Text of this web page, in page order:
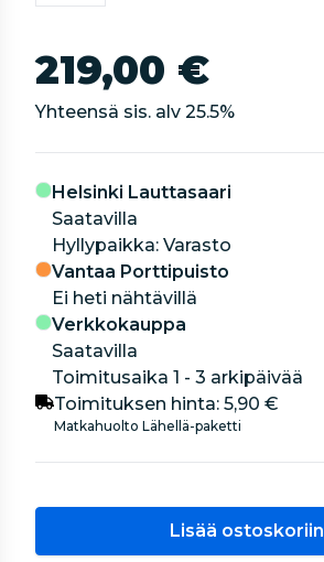
219,00 €
Yhteensä sis. alv 25.5%
Helsinki Lauttasaari
Saatavilla
hyllypaikka: Varasto
Vantaa Porttipuisto
Ei heti nähtävillä
Verkkokauppa
Saatavilla
Toimitusaika 1 - 3 arkipäivää
Toimituksen hinta: 5,90 €
Matkahuolto Lähellä-paketti
Lisää ostoskoriin